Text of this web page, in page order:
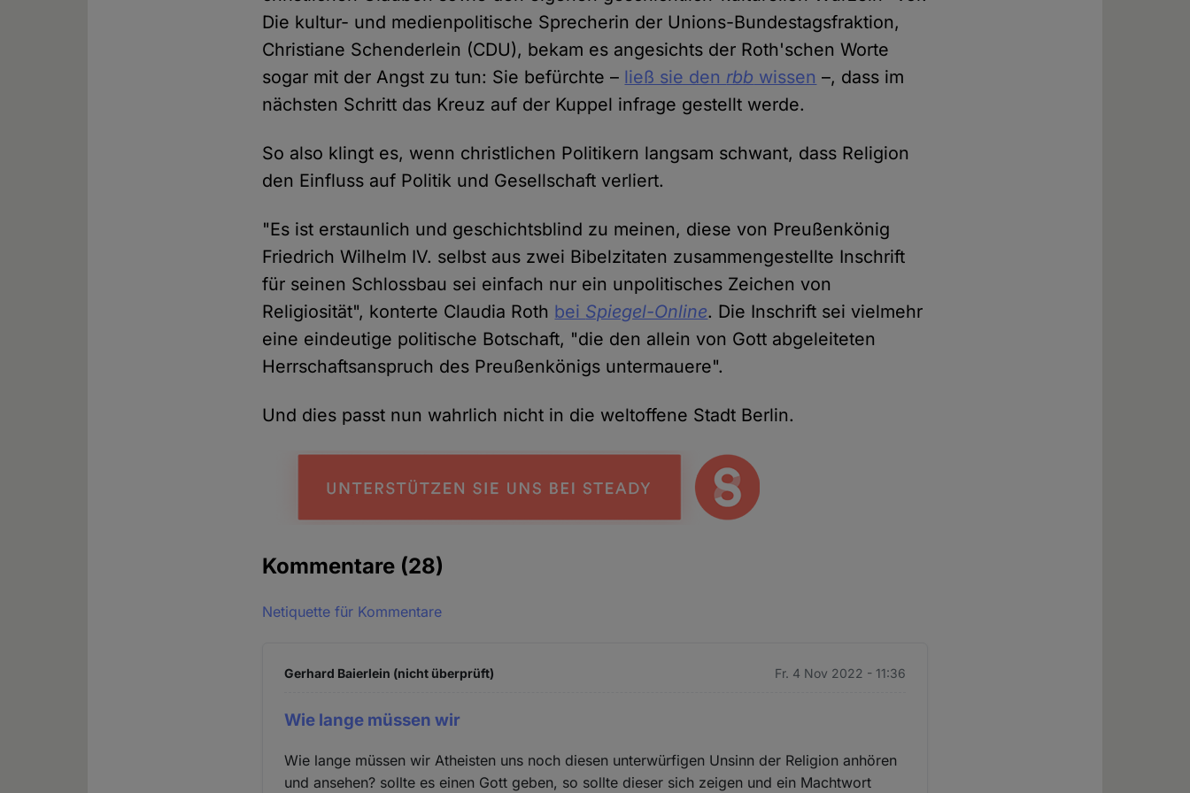
Die kultur- und medienpolitische Sprecherin der Unions-Bundestagsfraktion,
Christiane Schenderlein (CDU), bekam es angesichts der Roth'schen Worte
sogar mit der Angst zu tun: Sie befürchte – ließ sie den rbb wissen –, dass im
nächsten Schritt das Kreuz auf der Kuppel infrage gestellt werde.
So also klingt es, wenn christlichen Politikern langsam schwant, dass Religion
den Einfluss auf Politik und Gesellschaft verliert.
"Es ist erstaunlich und geschichtsblind zu meinen, diese von Preußenkönig
Friedrich Wilhelm IV. selbst aus zwei Bibelzitaten zusammengestellte Inschrift
für seinen Schlossbau sei einfach nur ein unpolitisches Zeichen von
Religiosität", konterte Claudia Roth bei Spiegel-Online. Die Inschrift sei vielmehr
eine eindeutige politische Botschaft, "die den allein von Gott abgeleiteten
Herrschaftsanspruch des Preußenkönigs untermauere".
Und dies passt nun wahrlich nicht in die weltoffene Stadt Berlin.
Kommentare (28)
Netiquette für Kommentare
Gerhard Baierlein (nicht überprüft) Fr. 4 Nov 2022 - 11:36
Wie lange müssen wir
Wie lange müssen wir Atheisten uns noch diesen unterwürfigen Unsinn der Religion anhören
und ansehen? sollte es einen Gott geben, so sollte dieser sich zeigen und ein Machtwort